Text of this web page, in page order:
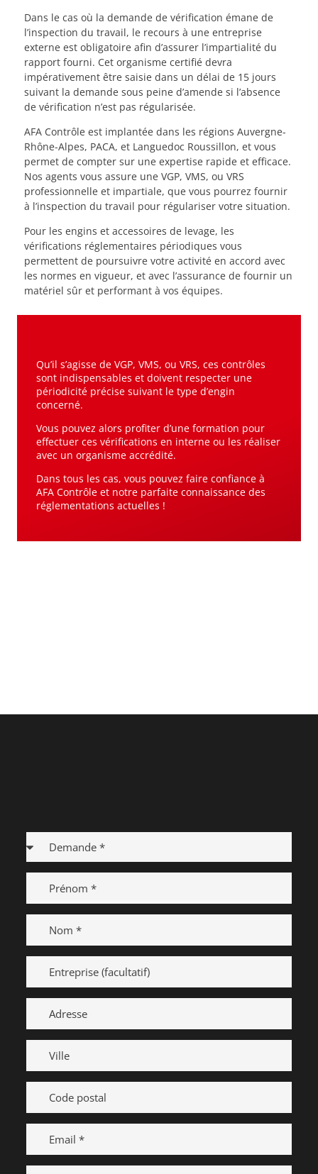
Dans le cas où la demande de vérification émane de
l’inspection du travail, le recours à une entreprise
externe est obligatoire afin d’assurer l’impartialité du
rapport fourni. Cet organisme certifié devra
impérativement être saisie dans un délai de 15 jours
suivant la demande sous peine d’amende si l’absence
de vérification n’est pas régularisée.
AFA Contrôle est implantée dans les régions Auvergne-
Rhône-Alpes, PACA, et Languedoc Roussillon, et vous
permet de compter sur une expertise rapide et efficace.
Nos agents vous assure une VGP, VMS, ou VRS
professionnelle et impartiale, que vous pourrez fournir
à l’inspection du travail pour régulariser votre situation.
Pour les engins et accessoires de levage, les
vérifications réglementaires périodiques vous
permettent de poursuivre votre activité en accord avec
les normes en vigueur, et avec l’assurance de fournir un
matériel sûr et performant à vos équipes.
Qu’il s’agisse de VGP, VMS, ou VRS, ces contrôles
sont indispensables et doivent respecter une
périodicité précise suivant le type d’engin
concerné.
Vous pouvez alors profiter d’une formation pour
effectuer ces vérifications en interne ou les réaliser
avec un organisme accrédité.
Dans tous les cas, vous pouvez faire confiance à
AFA Contrôle et notre parfaite connaissance des
réglementations actuelles !
postal